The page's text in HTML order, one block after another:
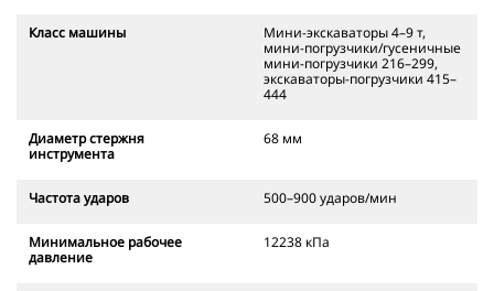
Класс машины
Мини-экскаваторы 4–9 т,
мини-погрузчики/гусеничные
мини-погрузчики 216–299,
экскаваторы-погрузчики 415–
444
Диаметр стержня
инструмента
68 мм
Частота ударов 500–900 ударов/мин
Минимальное рабочее
давление
12238 кПа